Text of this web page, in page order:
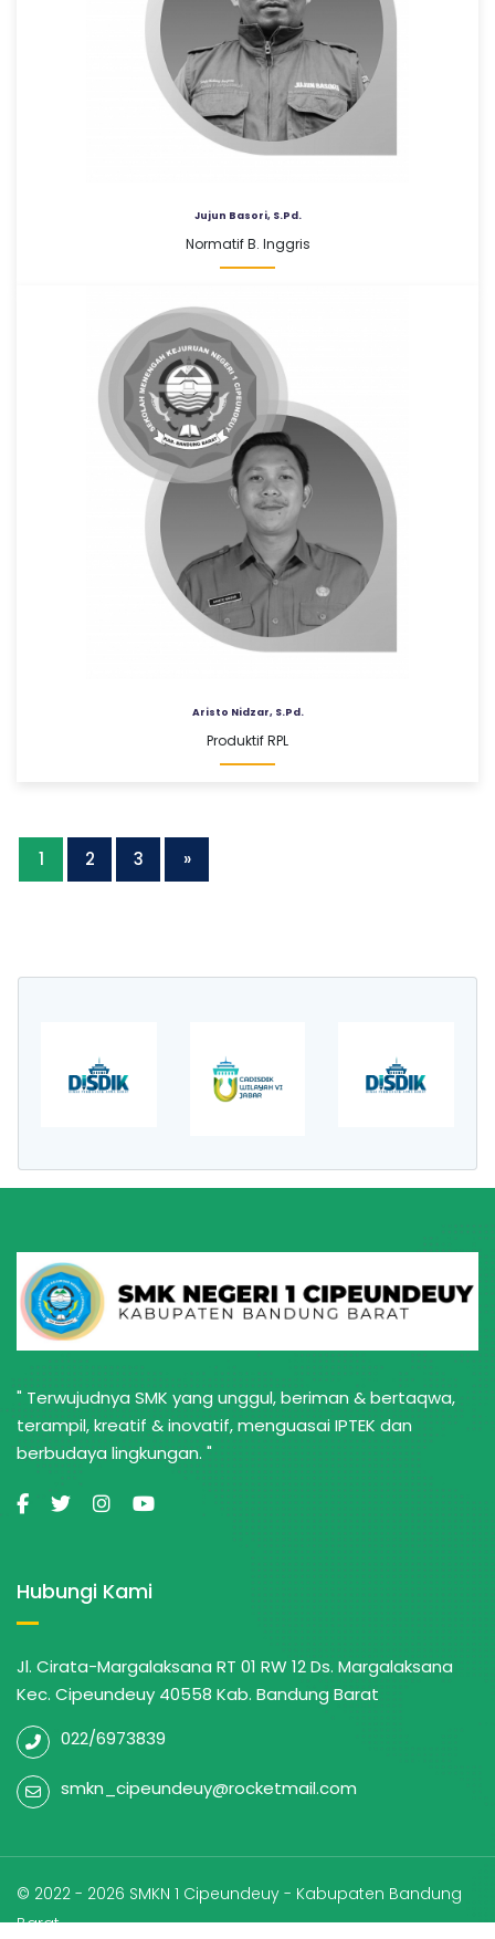
Jujun Basori, S.Pd.
Normatif B. Inggris
Aristo Nidzar, S.Pd.
Produktif RPL
1 2 3 »
" Terwujudnya SMK yang unggul, beriman & bertaqwa,
terampil, kreatif & inovatif, menguasai IPTEK dan
berbudaya lingkungan. "
Hubungi Kami
Jl. Cirata-Margalaksana RT 01 RW 12 Ds. Margalaksana
Kec. Cipeundeuy 40558 Kab. Bandung Barat
022/6973839
smkn_cipeundeuy@rocketmail.com
© 2022 - 2026 SMKN 1 Cipeundeuy - Kabupaten Bandung
Barat